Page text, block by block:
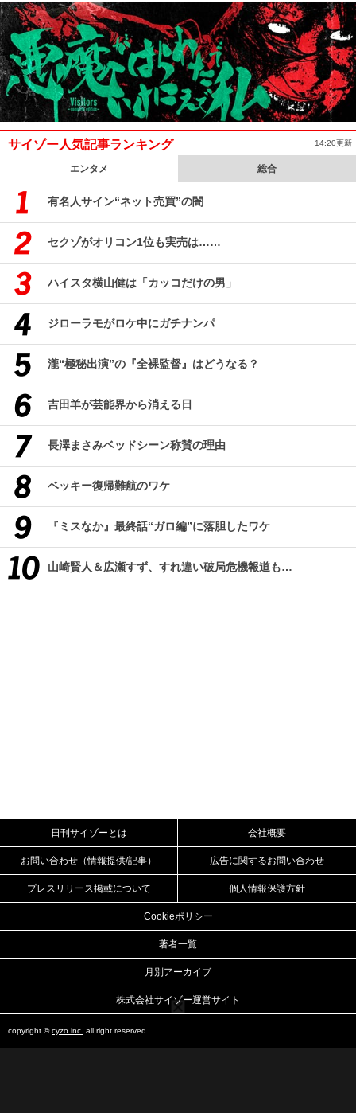
サイゾー人気記事ランキング 14:20更新
エンタメ 総合
有名人サイン“ネット売買”の闇
セクゾがオリコン1位も実売は……
ハイスタ横山健は「カッコだけの男」
ジローラモがロケ中にガチナンパ
瀧“極秘出演”の『全裸監督』はどうなる？
吉田羊が芸能界から消える日
長澤まさみベッドシーン称賛の理由
ベッキー復帰難航のワケ
『ミスなか』最終話“ガロ編”に落胆したワケ
山崎賢人＆広瀬すず、すれ違い破局危機報道も…
日刊サイゾーとは 会社概要
お問い合わせ（情報提供/記事） 広告に関するお問い合わせ
プレスリリース掲載について 個人情報保護方針
Cookieポリシー
著者一覧
月別アーカイブ
株式会社サイゾー運営サイト
copyright ©cyzo inc. all right reserved.